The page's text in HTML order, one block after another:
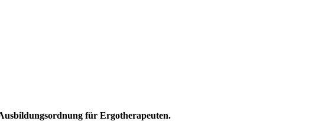
für Ergotherapeuten.